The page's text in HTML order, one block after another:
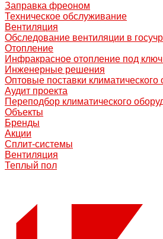
Заправка фреоном
Техническое обслуживание
Вентиляция
Обследование вентиляции в
Отопление
Инфракрасное отопление под
Инженерные решения
Оптовые поставки климатического
Аудит проекта
Переподбор климатического
Объекты
Бренды
Акции
Сплит-системы
Вентиляция
Теплый пол